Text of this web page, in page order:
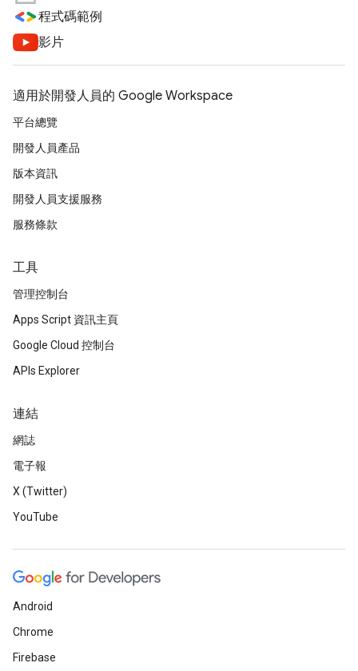
程式碼範例
影片
適用於開發人員的 Google Workspace
平台總覽
開發人員產品
版本資訊
開發人員支援服務
服務條款
工具
管理控制台
Apps Script 資訊主頁
Google Cloud 控制台
APIs Explorer
連結
網誌
電子報
X (Twitter)
YouTube
Android
Chrome
Firebase